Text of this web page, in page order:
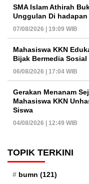
SMA Islam Athirah
Unggulan Di hadapan
07/08/2026 | 19:09 WIB
Mahasiswa KKN
Bijak Bermedia
06/08/2026 | 17:04 WIB
Gerakan Menanam
Mahasiswa KKN
Siswa
04/08/2026 | 12:49 WIB
TOPIK TERKINI
bumn (121)